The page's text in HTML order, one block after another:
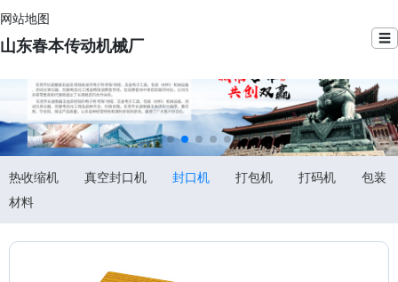
网站地图
山东春本传动机械厂 ☰
热收缩机 真空封口机 封口机 打包机 打码机
包装
材料